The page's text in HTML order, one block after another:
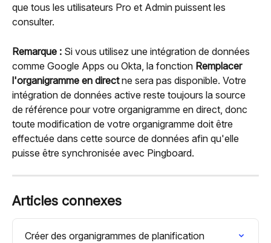
que tous les utilisateurs Pro et Admin puissent les
consulter.
Remarque : Si vous utilisez une intégration de données
comme Google Apps ou Okta, la fonction Remplacer
l'organigramme en direct ne sera pas disponible. Votre
intégration de données active reste toujours la source
de référence pour votre organigramme en direct, donc
toute modification de votre organigramme doit être
effectuée dans cette source de données afin qu'elle
puisse être synchronisée avec Pingboard.
Articles connexes
Créer des organigrammes de planification